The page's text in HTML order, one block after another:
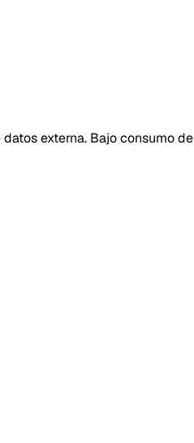
externa. Bajo consumo